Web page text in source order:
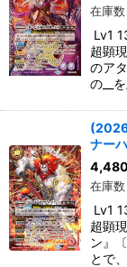
在庫
Lv1
超顕
のア
の__
ナー
4,480
在庫
Lv1
超顕
ン』
とで